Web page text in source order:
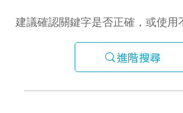
建議確認關鍵字是否正確，或使用
進階搜尋